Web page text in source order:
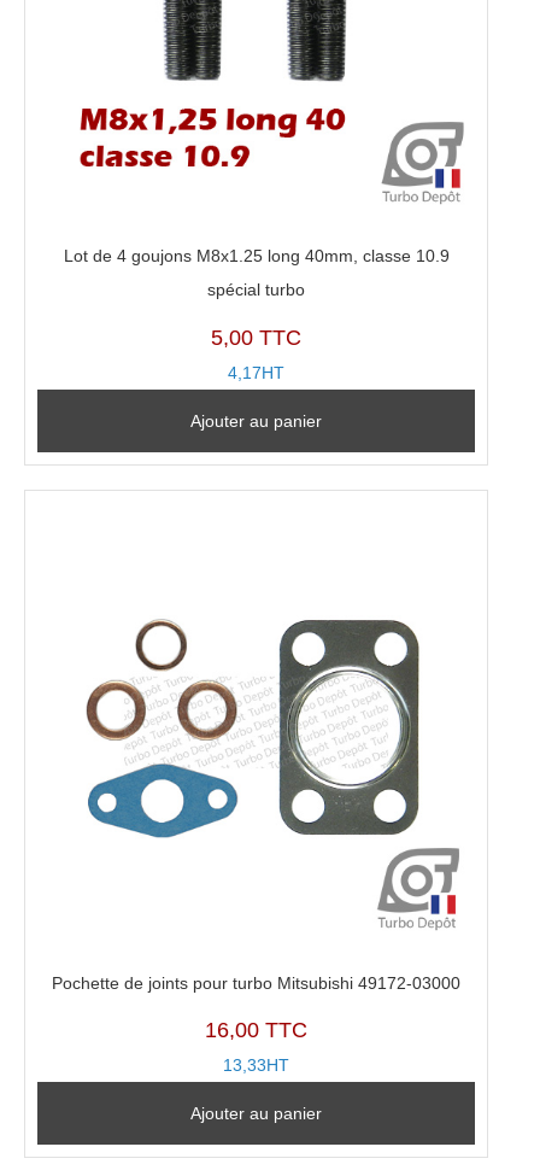
Lot de 4 goujons M8x1.25 long 40mm, classe 10.9
spécial turbo
5,00 TTC
4,17HT
Ajouter au panier
Pochette de joints pour turbo Mitsubishi 49172-03000
16,00 TTC
13,33HT
Ajouter au panier